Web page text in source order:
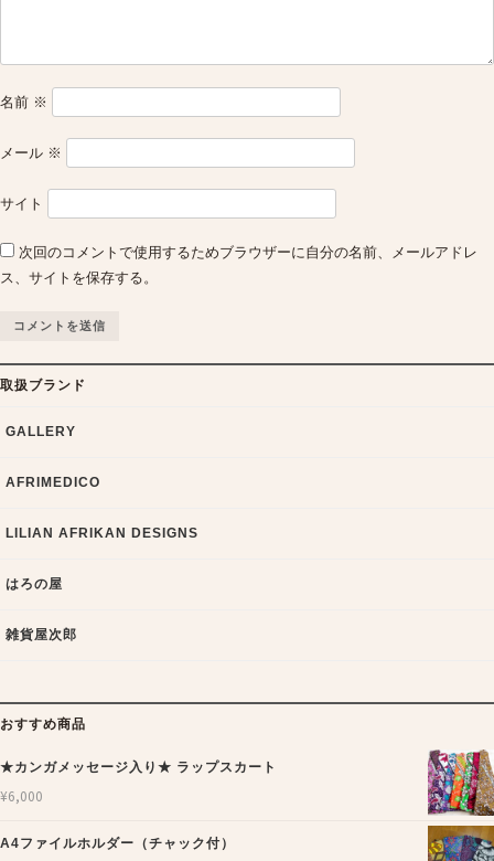
名前 ※
メール ※
サイト
次回のコメントで使用するためブラウザーに自分の名前、メールアドレ
ス、サイトを保存する。
取扱ブランド
GALLERY
AFRIMEDICO
LILIAN AFRIKAN DESIGNS
はろの屋
雑貨屋次郎
おすすめ商品
★カンガメッセージ入り★ ラップスカート
¥6,000
A4ファイルホルダー（チャック付）